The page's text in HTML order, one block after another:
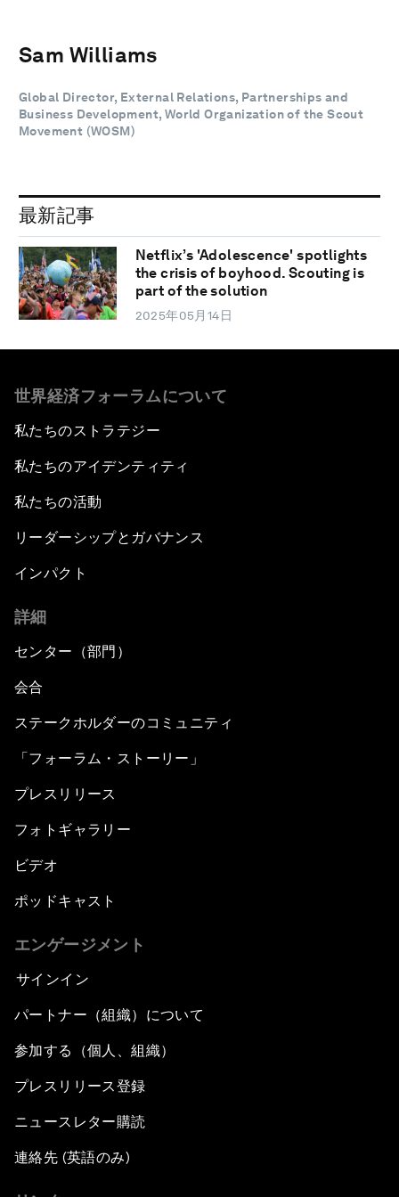
Sam Williams
Global Director, External Relations, Partnerships and
Business Development, World Organization of the Scout
Movement (WOSM)
最新記事
Netflix’s 'Adolescence' spotlights
the crisis of boyhood. Scouting is
part of the solution
2025年05月14日
世界経済フォーラムについて
私たちのストラテジー
私たちのアイデンティティ
私たちの活動
リーダーシップとガバナンス
インパクト
詳細
センター（部門）
会合
ステークホルダーのコミュニティ
「フォーラム・ストーリー」
プレスリリース
フォトギャラリー
ビデオ
ポッドキャスト
エンゲージメント
サインイン
パートナー（組織）について
参加する（個人、組織）
プレスリリース登録
ニュースレター購読
連絡先 (英語のみ)